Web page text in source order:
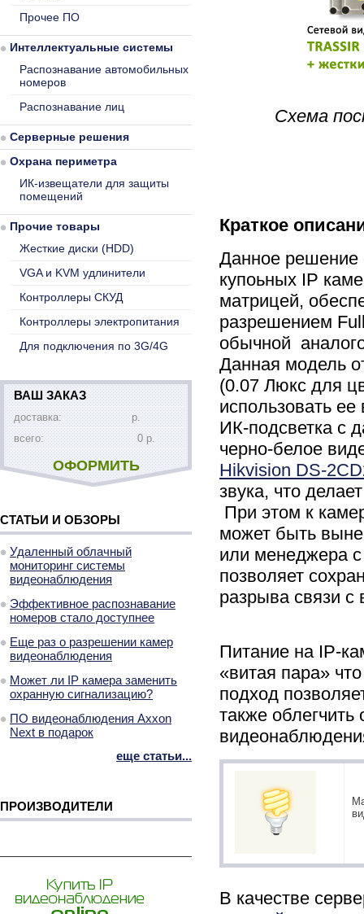
Схема
Краткое
Данное решение
купоьных IP
матрицей,
разрешением
обычной
Данная модель
(0.07 Люкс для
использовать
ИК-подсветка с
черно-белое
Hikvision DS-
звука, что
При этом к
может быть
или менеджера
позволяет
разрыва связи с
Питание на IP-
«витая пара»
подход
также
В качестве
Прочее ПО
Интеллектуальные системы
Распознавание автомобильных
номеров
Распознавание лиц
Серверные решения
Охрана периметра
ИК-извещатели для защиты
помещений
Прочие товары
Жесткие диски (HDD)
VGA и KVM удлинители
Контроллеры СКУД
Контроллеры электропитания
Для подключения по 3G/4G
ВАШ ЗАКАЗ
доставка:
р.
всего:
0 р.
ОФОРМИТЬ
СТАТЬИ И ОБЗОРЫ
Удаленный облачный
мониторинг системы
видеонаблюдения
Эффективное распознавание
номеров стало доступнее
Еще раз о разрешении камер
видеонаблюдения
Может ли IP камера заменить
охранную сигнализацию?
ПО видеонаблюдения Axxon
Next в подарок
еще статьи...
ПРОИЗВОДИТЕЛИ